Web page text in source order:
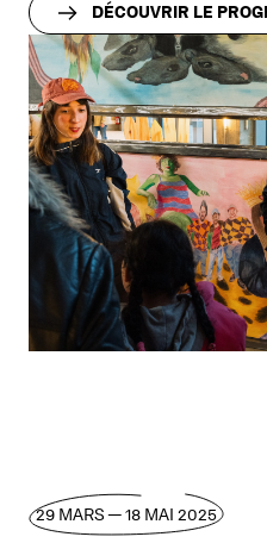
DÉCOUVRIR LE
29 MARS — 18 MAI 2025